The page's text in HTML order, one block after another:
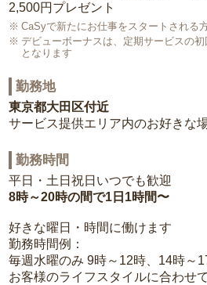
2,500円プレゼント
CaSyで新たにお仕事をスタートされる
デビューボーナスは、定期サービスの
となります
勤務地
東京都大田区付近
サービス提供エリア内のお好きな
勤務時間
平日・土日祝日いつでも歓迎
8時～20時の間で1日1時間〜
好きな曜日・時間に働けます
勤務時間例：
毎週水曜のみ 9時～12時、14時～
お客様のライフスタイルに合わせ